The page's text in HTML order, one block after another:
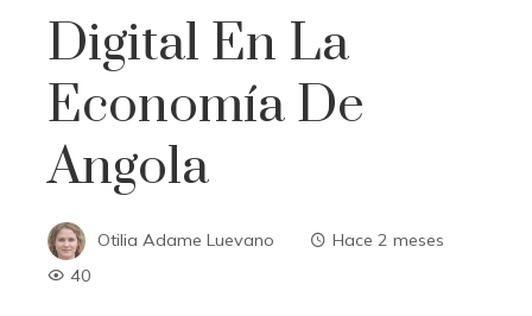
Digital En La
Economía De
Angola
Otilia Adame Luevano
Hace 2 meses
40